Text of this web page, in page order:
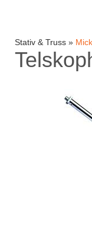
Stativ & Truss »